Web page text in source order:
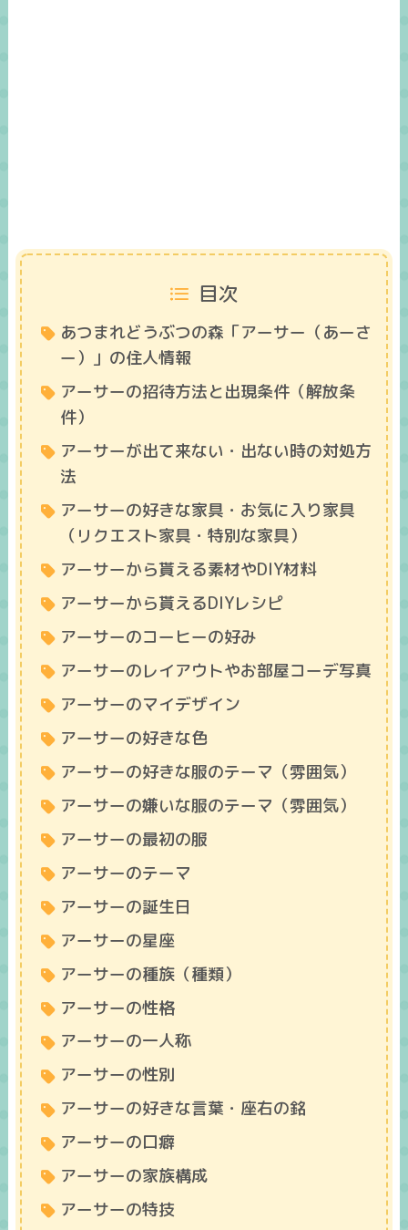
目次
あつまれどうぶつの森「アーサー（あーさ
ー）」の住人情報
アーサーの招待方法と出現条件（解放条
件）
アーサーが出て来ない・出ない時の対処方
法
アーサーの好きな家具・お気に入り家具
（リクエスト家具・特別な家具）
アーサーから貰える素材やDIY材料
アーサーから貰えるDIYレシピ
アーサーのコーヒーの好み
アーサーのレイアウトやお部屋コーデ写真
アーサーのマイデザイン
アーサーの好きな色
アーサーの好きな服のテーマ（雰囲気）
アーサーの嫌いな服のテーマ（雰囲気）
アーサーの最初の服
アーサーのテーマ
アーサーの誕生日
アーサーの星座
アーサーの種族（種類）
アーサーの性格
アーサーの一人称
アーサーの性別
アーサーの好きな言葉・座右の銘
アーサーの口癖
アーサーの家族構成
アーサーの特技